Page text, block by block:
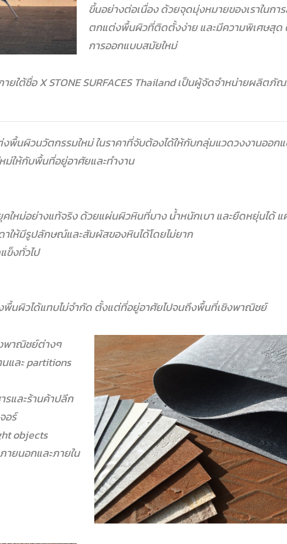
ขึ้นอย่างต่อเนื่อง ด้วยจุดมุ่งหมายของเราในกา
ตกแต่งพื้นผิวที่ติดตั้งง่ายและมีความพิเศษสุด
การออกแบบสมัยใหม่
ายใต้ชื่อ X STONE SURFACES Thailand เป็นผู้จัดจำหน่ายผลิตภัณ
นผิวนวัตกรรมใหม่ ในราคาที่จับต้องได้ให้กับกลุ่มแวดวงงานออก
ม่ให้กับพื้นที่อยู่อาศัยและทำงาน
ใหม่อย่างแท้จริง ด้วยแผ่นผิวหินที่บาง น้ำหนักเบา และยืดหยุ่นได้แ
ให้มีรูปลักษณ์และสัมผัสของหินได้โดยไม่ยาก
ข็งทั่วไป
พื้นผิวได้แทบไม่จำกัด ตั้งแต่ที่อยู่อาศัยไปจนถึงพื้นที่เชิงพาณิชย์
พาณิชย์ต่างๆ
และ partitions
รและร้านค้าปลีก
อร์
objects
ยนอกและภายใน